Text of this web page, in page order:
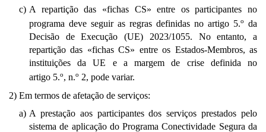
c) A repartição das «fichas CS» entre os participantes no
programa deve seguir as regras definidas no artigo 5.o
da
Decisão de Execução (UE) 2023/1055. No entanto, a
repartição das «fichas CS» entre os Estados-Membros, as
instituições da UE e a margem de crise definida no
artigo 5.o, n.o 2, pode variar.
2) Em termos de afetação de serviços:
a) A prestação aos participantes dos serviços prestados pelo
sistema de aplicação do Programa Conectividade Segura da